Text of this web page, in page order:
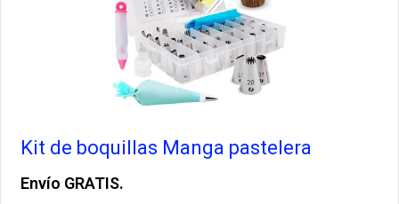
Kit de boquillas Manga pastelera
Envío GRATIS.